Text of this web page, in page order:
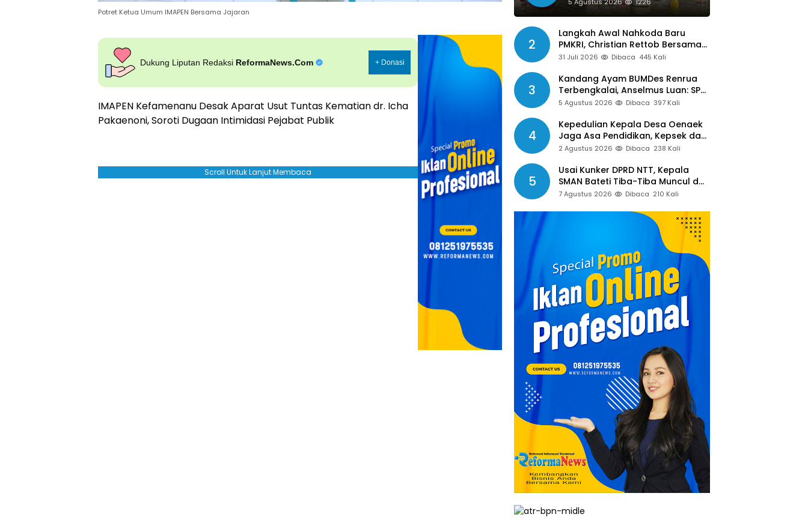
Potret Ketua Umum IMAPEN Bersama Jajaran
Dukung Liputan Redaksi ReformaNews.Com + Donasi
IMAPEN Kefamenanu Desak Aparat Usut Tuntas Kematian dr. Icha
Pakaenoni, Soroti Dugaan Intimidasi Pejabat Publik
Scroll Untuk Lanjut Membaca
Publikasi Program Pemkot
2
Langkah Awal Nahkoda Baru
PMKRI, Christian Rettob Bersama
DPC PMKRI Ruteng Temui Bupati
Masa Depan
31 Juli 2026 Dibaca 445 Kali
3
Kandang Ayam BUMDes Renrua
Terbengkalai, Anselmus Luan: SPJ
Belum Rampung, Hak Aparat Desa
5 Agustus 2026 Dibaca 397 Kali
4
Kepedulian Kepala Desa Oenaek
Jaga Asa Pendidikan, Kepsek dan
Guru Sampaikan Apresiasi
2 Agustus 2026 Dibaca 238 Kali
5
Usai Kunker DPRD NTT, Kepala
SMAN Bateti Tiba-Tiba Muncul dan
Gelar Rapat Mendadak, Guru
Belum Dibayar
7 Agustus 2026 Dibaca 210 Kali